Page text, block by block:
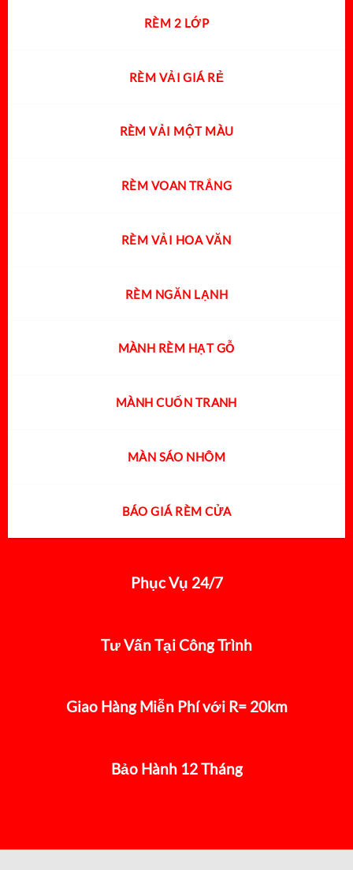
RÈM 2 LỚP
RÈM VẢI GIÁ RẺ
RÈM VẢI MỘT MÀU
RÈM VOAN TRẮNG
RÈM VẢI HOA VĂN
RÈM NGĂN LẠNH
MÀNH RÈM HẠT GỖ
MÀNH CUỐN TRANH
MÀN SÁO NHÔM
BÁO GIÁ RÈM CỬA
Phục Vụ 24/7
Tư Vấn Tại Công Trình
Giao Hàng Miễn Phí với R= 20km
Bảo Hành 12 Tháng